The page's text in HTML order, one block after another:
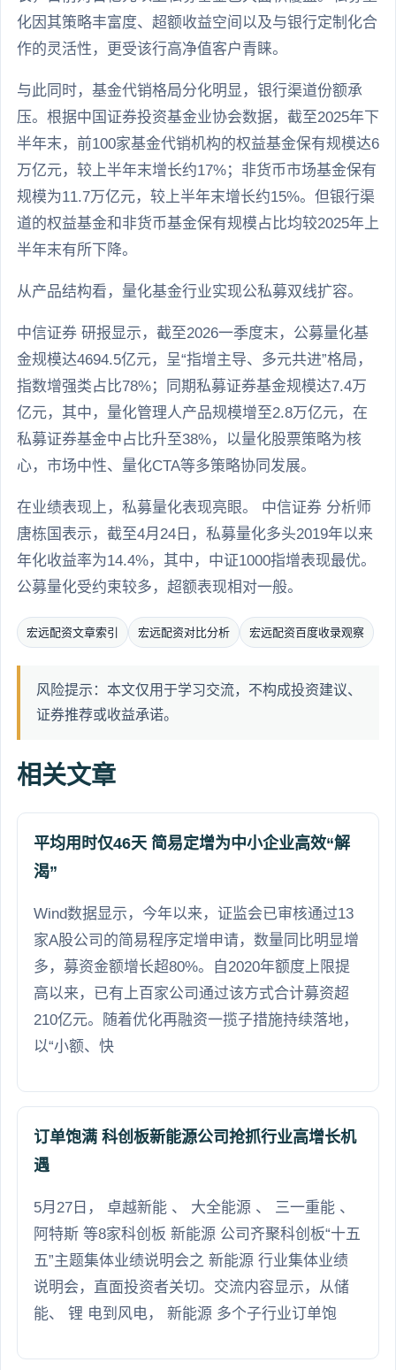
化因其策略丰富度、超额收益空间以及与银行定制化合
作的灵活性，更受该行高净值客户青睐。
与此同时，基金代销格局分化明显，银行渠道份额承
压。根据中国证券投资基金业协会数据，截至2025年下
半年末，前100家基金代销机构的权益基金保有规模达6
万亿元，较上半年末增长约17%；非货币市场基金保有
规模为11.7万亿元，较上半年末增长约15%。但银行渠
道的权益基金和非货币基金保有规模占比均较2025年上
半年末有所下降。
从产品结构看，量化基金行业实现公私募双线扩容。
中信证券 研报显示，截至2026一季度末，公募量化基
金规模达4694.5亿元，呈“指增主导、多元共进”格局，
指数增强类占比78%；同期私募证券基金规模达7.4万
亿元，其中，量化管理人产品规模增至2.8万亿元，在
私募证券基金中占比升至38%，以量化股票策略为核
心，市场中性、量化CTA等多策略协同发展。
在业绩表现上，私募量化表现亮眼。 中信证券 分析师
唐栋国表示，截至4月24日，私募量化多头2019年以来
年化收益率为14.4%，其中，中证1000指增表现最优。
公募量化受约束较多，超额表现相对一般。
宏远配资文章索引 宏远配资对比分析 宏远配资百度收录观察
风险提示：本文仅用于学习交流，不构成投资建议、
证券推荐或收益承诺。
相关文章
平均用时仅46天 简易定增为中小企业高效“解
渴”
Wind数据显示，今年以来，证监会已审核通过13
家A股公司的简易程序定增申请，数量同比明显增
多，募资金额增长超80%。自2020年额度上限提
高以来，已有上百家公司通过该方式合计募资超
210亿元。随着优化再融资一揽子措施持续落地，
以“小额、快
订单饱满 科创板新能源公司抢抓行业高增长机
遇
5月27日， 卓越新能 、 大全能源 、 三一重能 、
阿特斯 等8家科创板 新能源 公司齐聚科创板“十五
五”主题集体业绩说明会之 新能源 行业集体业绩
说明会，直面投资者关切。交流内容显示，从储
能、 锂 电到风电， 新能源 多个子行业订单饱